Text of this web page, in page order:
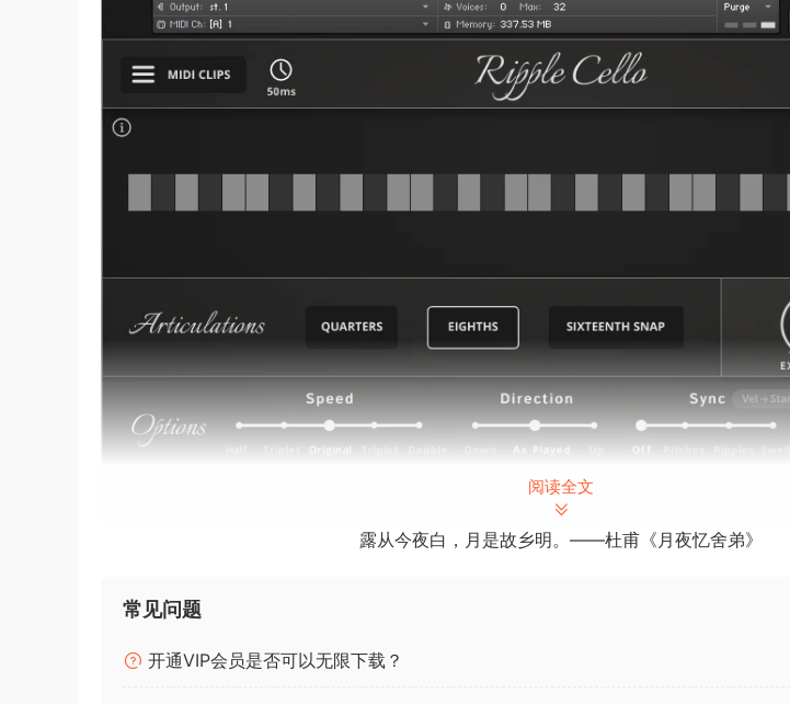
或“波纹”。
阅读全文
露从今夜白，月是故乡明。——杜甫《月夜忆舍弟》
常见问题
开通VIP会员是否可以无限下载？